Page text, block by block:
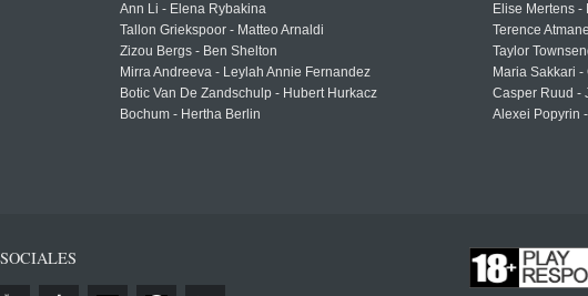
Ann Li - Elena Rybakina
Tallon Griekspoor - Matteo Arnaldi
Zizou Bergs - Ben Shelton
Mirra Andreeva - Leylah Annie Fernandez
Botic Van De Zandschulp - Hubert Hurkacz
Bochum - Hertha Berlin
Elise Mertens -
Terence
Taylor
Maria Sakkari -
Casper Ruud -
Alexei Popyrin